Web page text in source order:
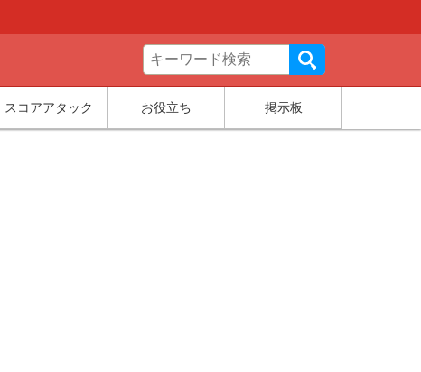
スコアアタック お役立ち 掲示板